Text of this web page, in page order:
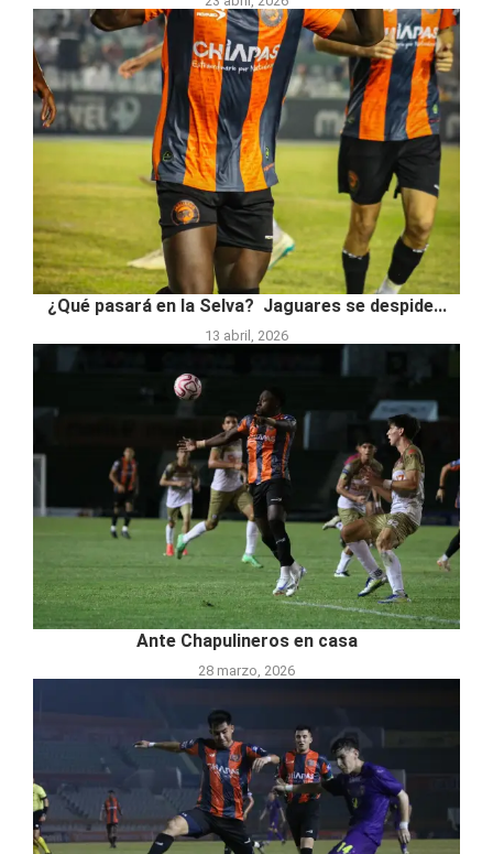
¿Qué pasará en la Selva? Jaguares se despide...
13 abril, 2026
Ante Chapulineros en casa
28 marzo, 2026